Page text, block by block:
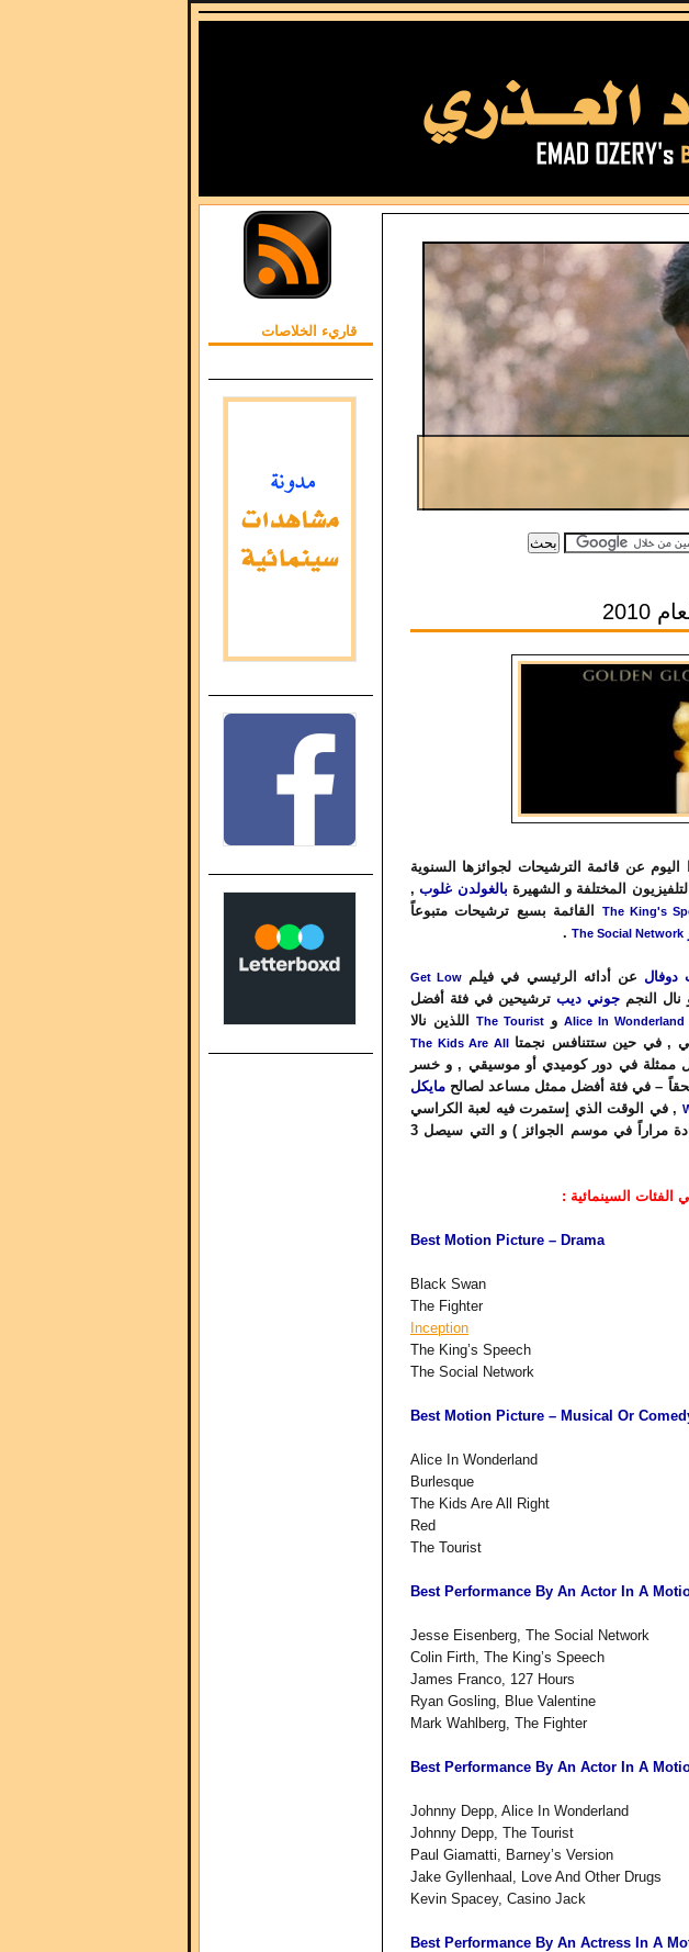
قاريء الخلاصات
اليوم عن قائمة الترشيحات لجوائزها السنوية
المختلفة و الشهيرة بالغولدن غلوب,
The King's
القائمة بسبع ترشيحات متبوعاً
The Social Network
.
دوفال عن أدائه الرئيسي في فيلم Get Low
النجمجوني ديب ترشيحين في فئة أفضل
Alice In Wonderland و The Tourist
اللذين نالا
, في حين ستتنافس نجمتاThe Kids Are All
ممثلة في دور كوميدي أو موسيقي , و خسر
– في فئة أفضل ممثل مساعد لصالح مايكل
, في الوقت الذي إستمرت فيه لعبة الكراسي
الموسيقية بين الأفلام الرسومية الخمسة ( المعادة مراراً في موسم الجوائز ) و التي سيصل 3
الفئات السينمائية :
Best Motion Picture – Drama
Black Swan
The Fighter
Inception
The King’s Speech
The Social Network
Best Motion Picture – Musical Or
Alice In Wonderland
Burlesque
The Kids Are All Right
Red
The Tourist
Best Performance By An Actor In A
Jesse Eisenberg, The Social Network
Colin Firth, The King’s Speech
James Franco, 127 Hours
Ryan Gosling, Blue Valentine
Mark Wahlberg, The Fighter
Best Performance By An Actor In A
Johnny Depp, Alice In Wonderland
Johnny Depp, The Tourist
Paul Giamatti, Barney’s Version
Jake Gyllenhaal, Love And Other Drugs
Kevin Spacey, Casino Jack
Best Performance By An Actress In A